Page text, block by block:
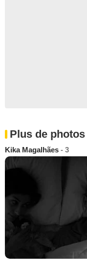
Plus de photos
Kika Magalhães - 3